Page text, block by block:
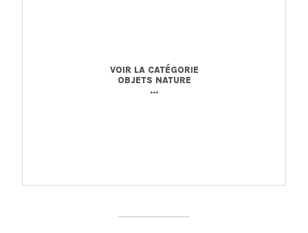
VOIR LA CATÉGORIE
OBJETS NATURE
...